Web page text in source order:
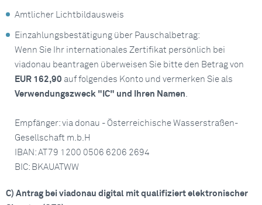
Amtlicher Lichtbildausweis
Einzahlungsbestätigung über Pauschalbetrag:
Wenn Sie Ihr internationales Zertifikat persönlich bei
viadonau beantragen überweisen Sie bitte den Betrag von
EUR 162,90 auf folgendes Konto und vermerken Sie als
Verwendungszweck "IC" und Ihren Namen.
Empfänger: via donau - Österreichische Wasserstraßen-
Gesellschaft m.b.H
IBAN: AT79 1200 0506 6206 2694
BIC: BKAUATWW
C) Antrag bei viadonau digital mit qualifiziert elektronischer